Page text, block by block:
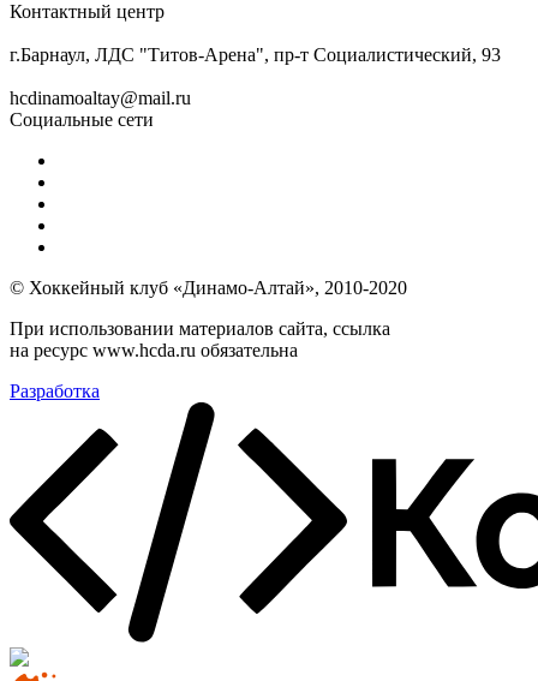
Контактный центр
г.Барнаул, ЛДС "Титов-Арена", пр-т Социалистический, 93
hcdinamoaltay@mail.ru
Социальные сети
© Хоккейный клуб «Динамо-Алтай», 2010-2020
При использовании материалов сайта, ссылка
на ресурс www.hcda.ru обязательна
Разработка